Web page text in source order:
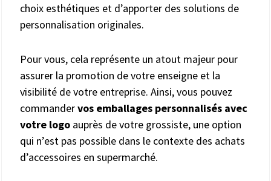
choix esthétiques et d’apporter des solutions de
personnalisation originales.
Pour vous, cela représente un atout majeur pour
assurer la promotion de votre enseigne et la
visibilité de votre entreprise. Ainsi, vous pouvez
commandervos emballages personnalisés avec
votre logo auprès de votre grossiste, une option
qui n’est pas possible dans le contexte des achats
d’accessoires en supermarché.